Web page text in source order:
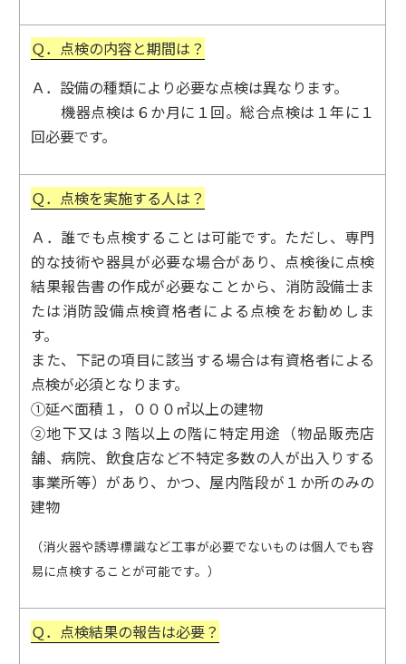
Ｑ．点検の内容と期間は？
Ａ．設備の種類により必要な点検は異なります。
機器点検は６か月に１回。総合点検は１年に１
回必要です。
Ｑ．点検を実施する人は？
Ａ．誰でも点検することは可能です。ただし、専門
的な技術や器具が必要な場合があり、点検後に点検
結果報告書の作成が必要なことから、消防設備士ま
たは消防設備点検資格者による点検をお勧めしま
す。
また、下記の項目に該当する場合は有資格者による
点検が必須となります。
①延べ面積１，０００㎡以上の建物
②地下又は３階以上の階に特定用途（物品販売店
舗、病院、飲食店など不特定多数の人が出入りする
事業所等）があり、かつ、屋内階段が１か所のみの
建物
（消火器や誘導標識など工事が必要でないものは個人でも容
易に点検することが可能です。）
Ｑ．点検結果の報告は必要？